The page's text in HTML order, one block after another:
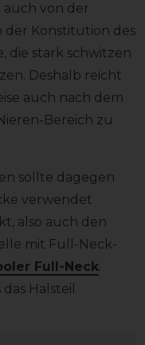
auch von der
der Konstitution des
die stark schwitzen
Deshalb reicht
auch nach dem
Bereich zu
sollte dagegen
verwendet
also auch den
mit Full-Neck-
Full-Neck.
Halsteil